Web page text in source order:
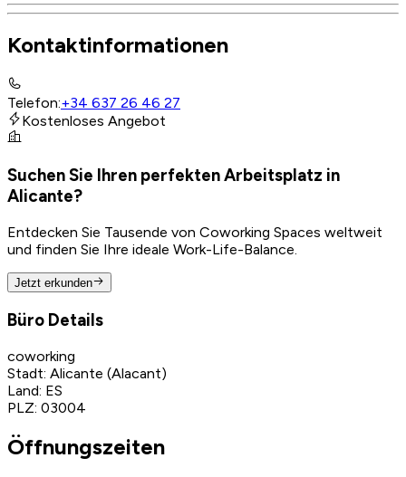
Kontaktinformationen
Telefon:+34 637 26 46 27
Kostenloses Angebot
Suchen Sie Ihren perfekten Arbeitsplatz in
Alicante?
Entdecken Sie Tausende von Coworking Spaces weltweit
und finden Sie Ihre ideale Work-Life-Balance.
Jetzt erkunden
Büro Details
coworking
Stadt: Alicante (Alacant)
Land: ES
PLZ: 03004
Öffnungszeiten